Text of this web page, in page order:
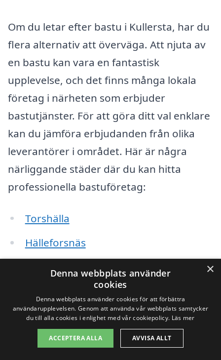
Om du letar efter bastu i Kullersta, har du
flera alternativ att överväga. Att njuta av
en bastu kan vara en fantastisk
upplevelse, och det finns många lokala
företag i närheten som erbjuder
bastutjänster. För att göra ditt val enklare
kan du jämföra erbjudanden från olika
leverantörer i området. Här är några
närliggande städer där du kan hitta
professionella bastuföretag:
Torshälla
Hälleforsnäs
Malmköping
Strängnäs
Västerås
×
Denna webbplats använder
cookies
Denna webbplats använder cookies för att förbättra
användarupplevelsen. Genom att använda vår webbplats samtycker
du till alla cookies i enlighet med vår cookiepolicy. Läs mer
ACCEPTERA ALLA AVVISA ALLT